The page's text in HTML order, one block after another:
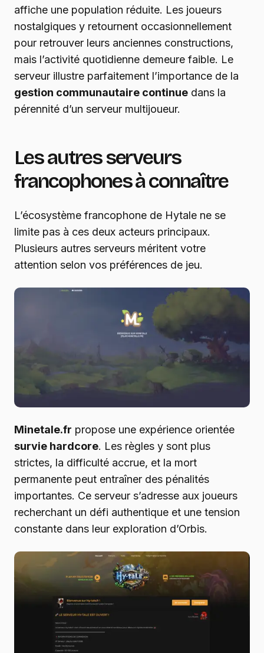
affiche une population réduite. Les joueurs
nostalgiques y retournent occasionnellement
pour retrouver leurs anciennes constructions,
mais l’activité quotidienne demeure faible. Le
serveur illustre parfaitement l’importance de la
gestion communautaire continue dans la
pérennité d’un serveur multijoueur.
Les autres serveurs
francophones à connaître
L’écosystème francophone de Hytale ne se
limite pas à ces deux acteurs principaux.
Plusieurs autres serveurs méritent votre
attention selon vos préférences de jeu.
Minetale.fr propose une expérience orientée
survie hardcore. Les règles y sont plus
strictes, la difficulté accrue, et la mort
permanente peut entraîner des pénalités
importantes. Ce serveur s’adresse aux joueurs
recherchant un défi authentique et une tension
constante dans leur exploration d’Orbis.